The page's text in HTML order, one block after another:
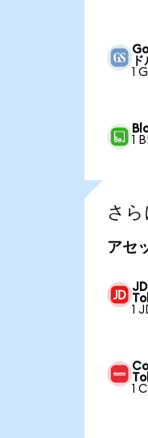
1
1
さ
アセ
1
1